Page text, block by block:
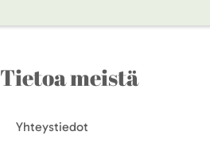
Tietoa meistä
Yhteystiedot